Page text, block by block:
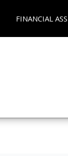
FINANCIAL